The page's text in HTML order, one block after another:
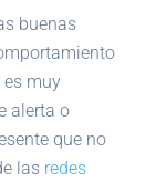
buenas
es muy
alerta o
que no
las redes